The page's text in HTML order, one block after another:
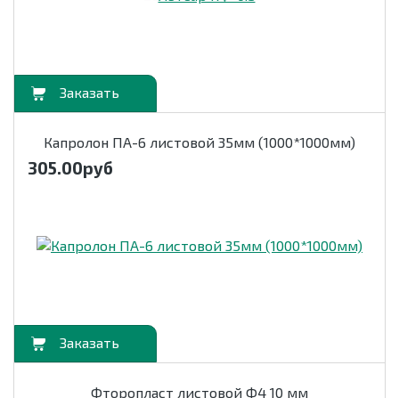
Капролон ПА-6 листовой 35мм (1000*1000мм)
305.00руб
Фторопласт листовой Ф4 10 мм